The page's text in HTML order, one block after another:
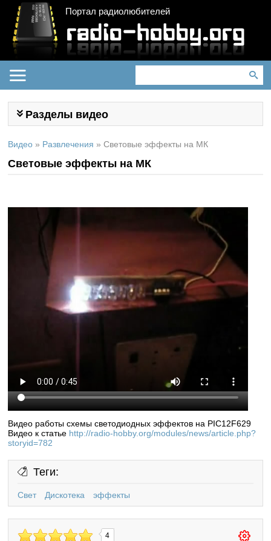
Портал радиолюбителей
Разделы видео
Видео » Развлечения » Световые эффекты на МК
Световые эффекты на МК
Видео работы схемы светодиодных эффектов на PIC12F629
Видео к статье http://radio-hobby.org/modules/news/article.php?
storyid=782
Теги:
Свет Дискотека эффекты
4